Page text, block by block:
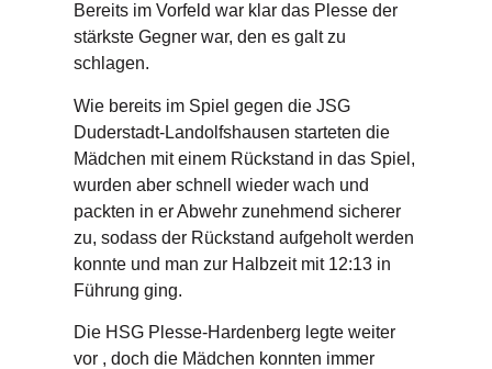
Bereits im Vorfeld war klar das Plesse der
stärkste Gegner war, den es galt zu
schlagen.
Wie bereits im Spiel gegen die JSG
Duderstadt-Landolfshausen starteten die
Mädchen mit einem Rückstand in das Spiel,
wurden aber schnell wieder wach und
packten in er Abwehr zunehmend sicherer
zu, sodass der Rückstand aufgeholt werden
konnte und man zur Halbzeit mit 12:13 in
Führung ging.
Die HSG Plesse-Hardenberg legte weiter
vor , doch die Mädchen konnten immer